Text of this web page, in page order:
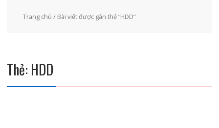
Trang chủ / Bài viết được gắn thẻ “HDD”
Thẻ: HDD